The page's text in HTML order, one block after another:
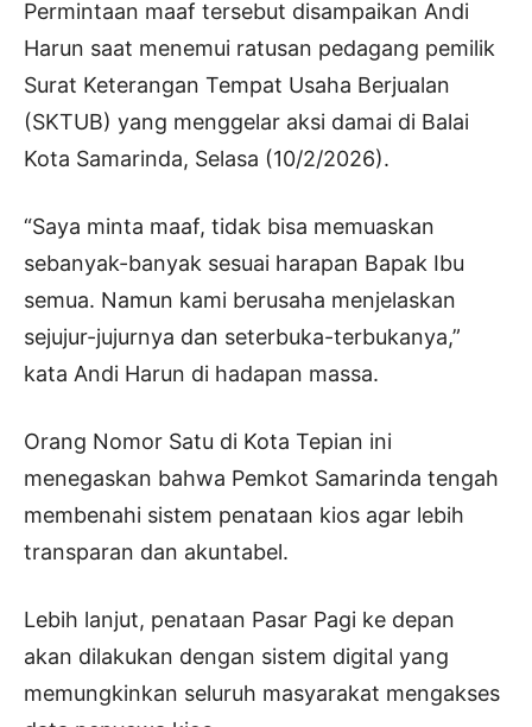
Permintaan maaf tersebut disampaikan Andi
Harun saat menemui ratusan pedagang pemilik
Surat Keterangan Tempat Usaha Berjualan
(SKTUB) yang menggelar aksi damai di Balai
Kota Samarinda, Selasa (10/2/2026).
“Saya minta maaf, tidak bisa memuaskan
sebanyak-banyak sesuai harapan Bapak Ibu
semua. Namun kami berusaha menjelaskan
sejujur-jujurnya dan seterbuka-terbukanya,”
kata Andi Harun di hadapan massa.
Orang Nomor Satu di Kota Tepian ini
menegaskan bahwa Pemkot Samarinda tengah
membenahi sistem penataan kios agar lebih
transparan dan akuntabel.
Lebih lanjut, penataan Pasar Pagi ke depan
akan dilakukan dengan sistem digital yang
memungkinkan seluruh masyarakat mengakses